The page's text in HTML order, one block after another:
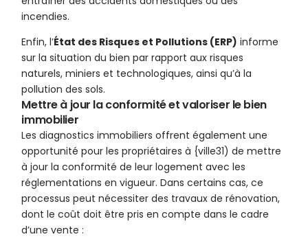
incendies.
Enfin, l’État des Risques et Pollutions (ERP) informe
sur la situation du bien par rapport aux risques
naturels, miniers et technologiques, ainsi qu’à la
pollution des sols.
Mettre à jour la conformité et valoriser le bien
immobilier
Les diagnostics immobiliers offrent également une
opportunité pour les propriétaires à {ville31) de mettre
à jour la conformité de leur logement avec les
réglementations en vigueur. Dans certains cas, ce
processus peut nécessiter des travaux de rénovation,
dont le coût doit être pris en compte dans le cadre
d’une vente :